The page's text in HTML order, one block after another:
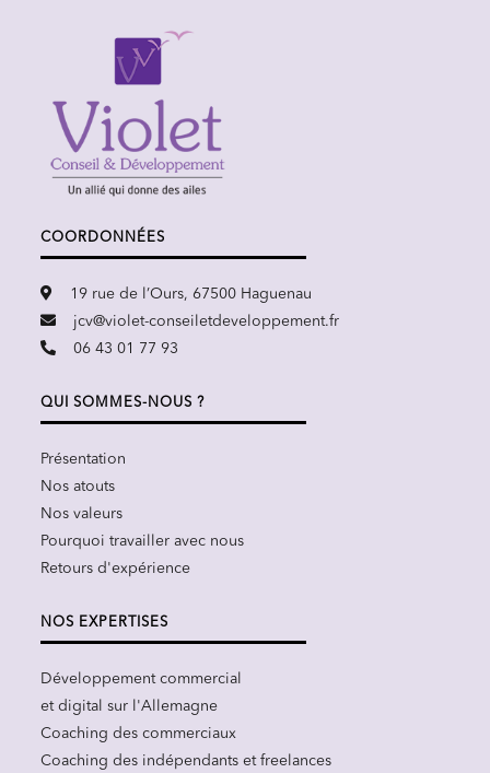
COORDONNÉES
19 rue de l’Ours, 67500 Haguenau
jcv@violet-conseiletdeveloppement.fr
06 43 01 77 93
QUI SOMMES-NOUS ?
Présentation
Nos atouts
Nos valeurs
Pourquoi travailler avec nous
Retours d'expérience
NOS EXPERTISES
Développement commercial
et digital sur l'Allemagne
Coaching des commerciaux
Coaching des indépendants et freelances